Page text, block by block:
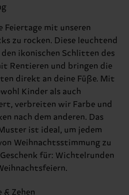
Feiertage mit unseren
zu rocken. Diese leuchtend
ikonischen Schlitten des
Rentieren und bringen die
direkt an deine Füße. Mit
Kinder als auch
verbreiten wir Farbe und
nach dem anderen. Das
ist ideal, um jedem
Weihnachtsstimmung zu
für: Wichtelrunden
& Zehen